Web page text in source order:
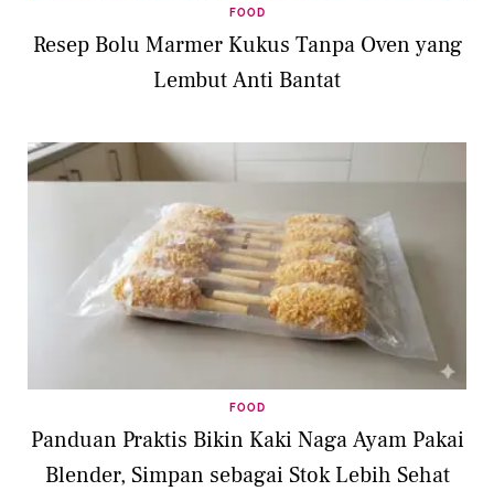
FOOD
Resep Bolu Marmer Kukus Tanpa Oven yang
Lembut Anti Bantat
FOOD
Panduan Praktis Bikin Kaki Naga Ayam Pakai
Blender, Simpan sebagai Stok Lebih Sehat